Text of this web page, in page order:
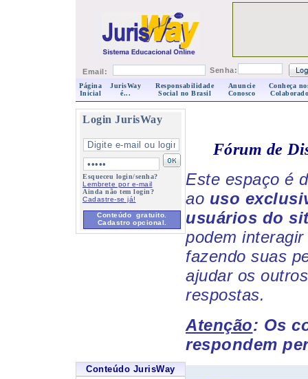
Email: Senha:
Página
Inicial
JurisWay
é...
Responsabilidade
Social no Brasil
Anuncie
Conosco
Conheça
Login JurisWay
Esqueceu login/senha?
Lembrete por e-mail
Ainda não tem login?
Cadastre-se já!
Conteúdo gratuito.
Cadastro opcional.
Conteúdo JurisWay
Fórum de
Este espaço é
ao uso
usuários do
podem
fazendo suas
ajudar os
respostas.
Atenção: Os
respondem